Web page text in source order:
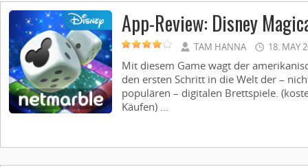
App-Review: Disney
TAM HANNA 18. MAY
Mit diesem Game wagt der
den ersten Schritt in die Welt der –
populären – digitalen Brettspiele.
Käufen) ...